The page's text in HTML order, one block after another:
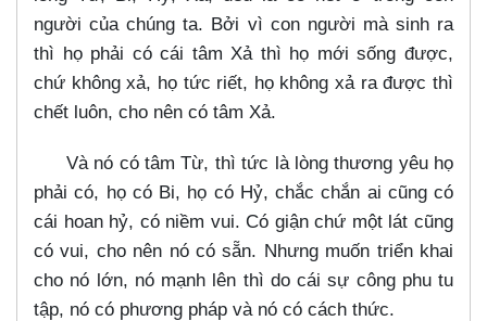
người của chúng ta. Bởi vì con người mà sinh ra
thì họ phải có cái tâm Xả thì họ mới sống được,
chứ không xả, họ tức riết, họ không xả ra được thì
chết luôn, cho nên có tâm Xả.
Và nó có tâm Từ, thì tức là lòng thương yêu họ
phải có, họ có Bi, họ có Hỷ, chắc chắn ai cũng có
cái hoan hỷ, có niềm vui. Có giận chứ một lát cũng
có vui, cho nên nó có sẵn. Nhưng muốn triển khai
cho nó lớn, nó mạnh lên thì do cái sự công phu tu
tập, nó có phương pháp và nó có cách thức.